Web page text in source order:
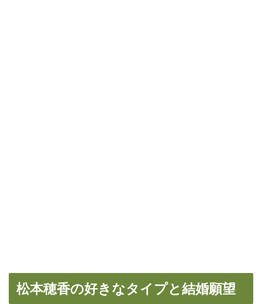
松本穂香の好きなタイプと結婚願望